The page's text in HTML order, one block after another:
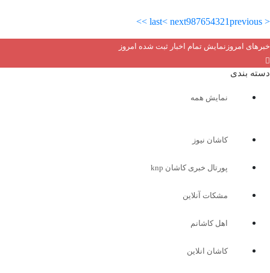
1
2
3
4
5
6
7
8
9
next >
last >>
امروز نمایش تمام اخبار ثبت شده امروز
بندی
نمایش همه
کاشان نیوز
پورتال خبری كاشان knp
مشکات آنلاین
اهل کاشانم
کاشان انلاین